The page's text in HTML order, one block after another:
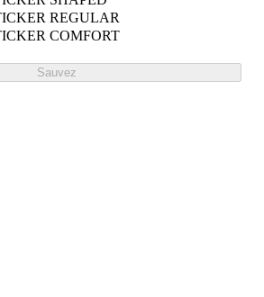
REGULAR
COMFORT
Sauvez